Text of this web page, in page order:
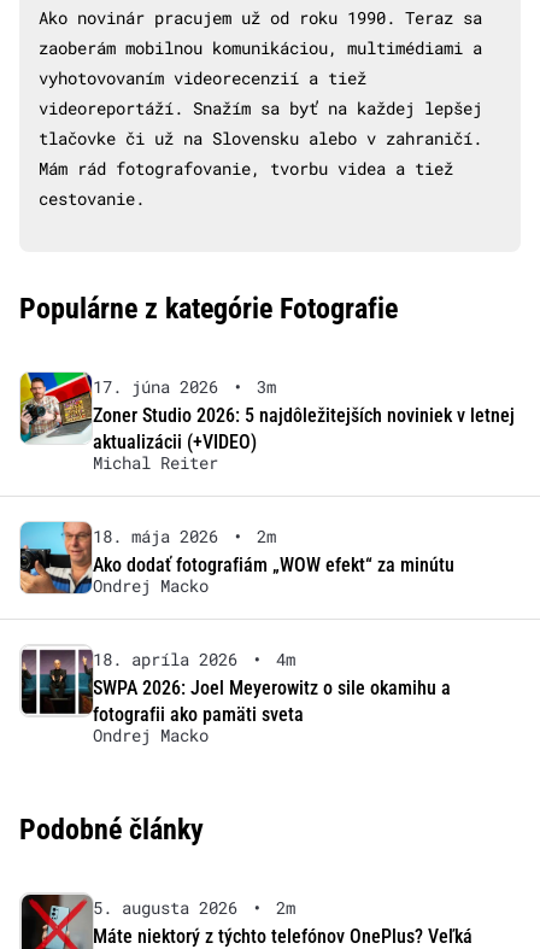
Ako novinár pracujem už od roku 1990. Teraz sa
zaoberám mobilnou komunikáciou, multimédiami a
vyhotovovaním videorecenzií a tiež
videoreportáží. Snažím sa byť na každej lepšej
tlačovke či už na Slovensku alebo v zahraničí.
Mám rád fotografovanie, tvorbu videa a tiež
cestovanie.
Populárne z kategórie Fotografie
17. júna 2026 •
3m
Zoner Studio 2026: 5 najdôležitejších noviniek v letnej
aktualizácii (+VIDEO)
Michal Reiter
18. mája 2026 •
2m
Ako dodať fotografiám „WOW efekt“ za minútu
Ondrej Macko
18. apríla 2026 •
4m
SWPA 2026: Joel Meyerowitz o sile okamihu a
fotografii ako pamäti sveta
Ondrej Macko
Podobné články
5. augusta 2026 •
2m
Máte niektorý z týchto telefónov OnePlus? Veľká